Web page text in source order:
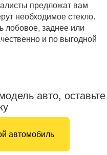
предложат вам
необходимое стекло.
лобовое, заднее или
и по выгодной
авто, оставьте
автомобиль